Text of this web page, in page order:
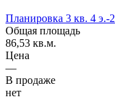
Планировка 3 кв. 4 э.-2
Общая площадь
86,53 кв.м.
Цена
—
В продаже
нет